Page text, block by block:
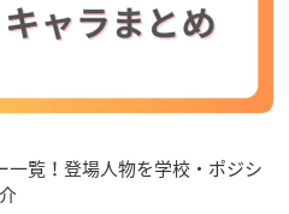
一覧！登場人物を学校・ポジシ